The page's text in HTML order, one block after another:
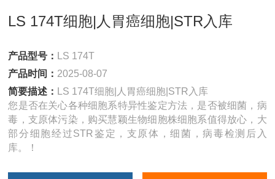
LS 174T细胞|人胃癌细胞|STR入库
产品型号：
LS 174T
产品时间： 2025-08-07
简要描述：
LS 174T细胞|人胃癌细胞|STR入库
您是否在关心各种细胞系特异性鉴定方法，是否被细菌，病
毒，支原体污染，购买慧颖生物细胞株细胞系值得放心，大
部分细胞经过STR鉴定，支原体，细菌，病毒检测后入
库。！